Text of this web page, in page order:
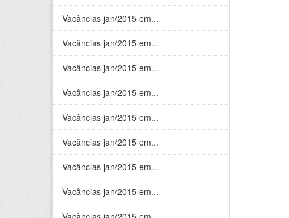
Vacâncias jan/2015 em...
Vacâncias jan/2015 em...
Vacâncias jan/2015 em...
Vacâncias jan/2015 em...
Vacâncias jan/2015 em...
Vacâncias jan/2015 em...
Vacâncias jan/2015 em...
Vacâncias jan/2015 em...